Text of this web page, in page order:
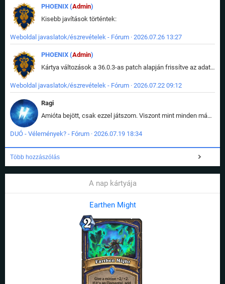
PHOENIX (Admin)
Kisebb javítások történtek:
Weboldal javaslatok/észrevételek - Fórum · 2026.07.26 13:27
PHOENIX (Admin)
Kártya változások a 36.0.3-as patch alapján frissítve az adatbázisban (képek is cserélve).
Weboldal javaslatok/észrevételek - Fórum · 2026.07.22 09:12
Ragi
Amióta bejött, csak ezzel játszom. Viszont mint minden más - akár az alapjáték is, ez is baromira összetett lett. Néha már pár kör után is esélytelen az egész. Vagy irreállisan túltápol valaki, vagy lelép a partner, vagy csak hülye mint a segg. És amikor eljönne az én időm, na akkor jön el mindenki másé is. Engem jobban érdekelne, hogy ki milyen ratingen szokott játszani. Na ez lenne egy érdekes adat.
DUÓ - Vélemények? - Fórum · 2026.07.19 18:34
Több hozzászólás
A nap kártyája
Earthen Might